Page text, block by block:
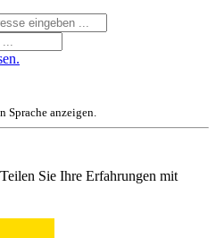
Sprache anzeigen.
Sie Ihre Erfahrungen mit